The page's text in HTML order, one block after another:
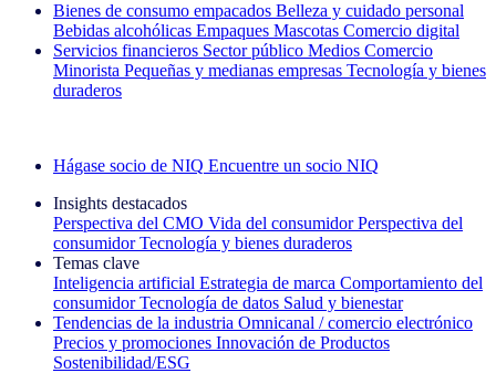
Bienes de consumo empacados Belleza y cuidado personal
Bebidas alcohólicas Empaques Mascotas Comercio digital
Servicios financieros Sector público Medios Comercio
Minorista Pequeñas y medianas empresas Tecnología y bienes
duraderos
Hágase socio de NIQ Encuentre un socio NIQ
Insights destacados
Perspectiva del CMO Vida del consumidor Perspectiva del
consumidor Tecnología y bienes duraderos
Temas clave
Inteligencia artificial Estrategia de marca Comportamiento del
consumidor Tecnología de datos Salud y bienestar
Tendencias de la industria Omnicanal / comercio electrónico
Precios y promociones Innovación de Productos
Sostenibilidad/ESG